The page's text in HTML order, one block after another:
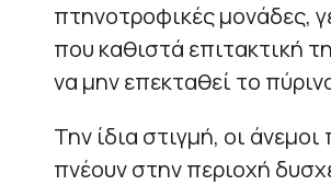
πτηνοτροφικές μονάδες,
που καθιστά επιτακτική
να μην επεκταθεί το
Την ίδια στιγμή, οι άνεμοι
πνέουν στην περιοχή